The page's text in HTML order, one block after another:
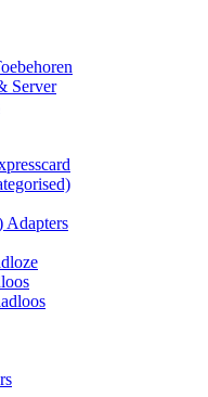
Server
Adapters